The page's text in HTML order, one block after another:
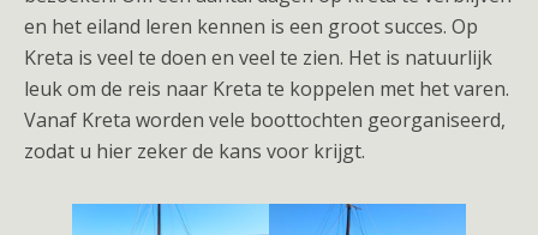
en het eiland leren kennen is een groot succes. Op
Kreta is veel te doen en veel te zien. Het is natuurlijk
leuk om de reis naar Kreta te koppelen met het varen.
Vanaf Kreta worden vele boottochten georganiseerd,
zodat u hier zeker de kans voor krijgt.